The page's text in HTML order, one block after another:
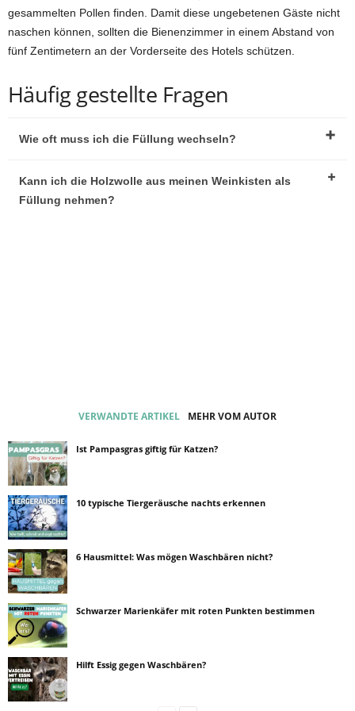
gesammelten Pollen finden. Damit diese ungebetenen Gäste nicht
naschen können, sollten die Bienenzimmer in einem Abstand von
fünf Zentimetern an der Vorderseite des Hotels schützen.
Häufig gestellte Fragen
Wie oft muss ich die Füllung wechseln?
Kann ich die Holzwolle aus meinen Weinkisten als
Füllung nehmen?
VERWANDTE ARTIKEL MEHR VOM AUTOR
Ist Pampasgras giftig für Katzen?
10 typische Tiergeräusche nachts erkennen
6 Hausmittel: Was mögen Waschbären nicht?
Schwarzer Marienkäfer mit roten Punkten bestimmen
Hilft Essig gegen Waschbären?